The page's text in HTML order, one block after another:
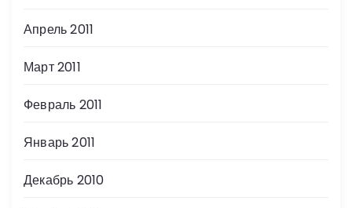
Апрель 2011
Март 2011
Февраль 2011
Январь 2011
Декабрь 2010